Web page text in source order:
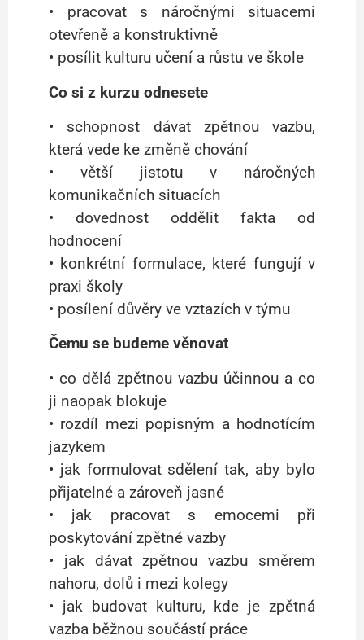
• pracovat s náročnými situacemi
otevřeně a konstruktivně
• posílit kulturu učení a růstu ve škole
Co si z kurzu odnesete
• schopnost dávat zpětnou vazbu,
která vede ke změně chování
• větší jistotu v náročných
komunikačních situacích
• dovednost oddělit fakta od
hodnocení
• konkrétní formulace, které fungují v
praxi školy
• posílení důvěry ve vztazích v týmu
Čemu se budeme věnovat
• co dělá zpětnou vazbu účinnou a co
ji naopak blokuje
• rozdíl mezi popisným a hodnotícím
jazykem
• jak formulovat sdělení tak, aby bylo
přijatelné a zároveň jasné
• jak pracovat s emocemi při
poskytování zpětné vazby
• jak dávat zpětnou vazbu směrem
nahoru, dolů i mezi kolegy
• jak budovat kulturu, kde je zpětná
vazba běžnou součástí práce